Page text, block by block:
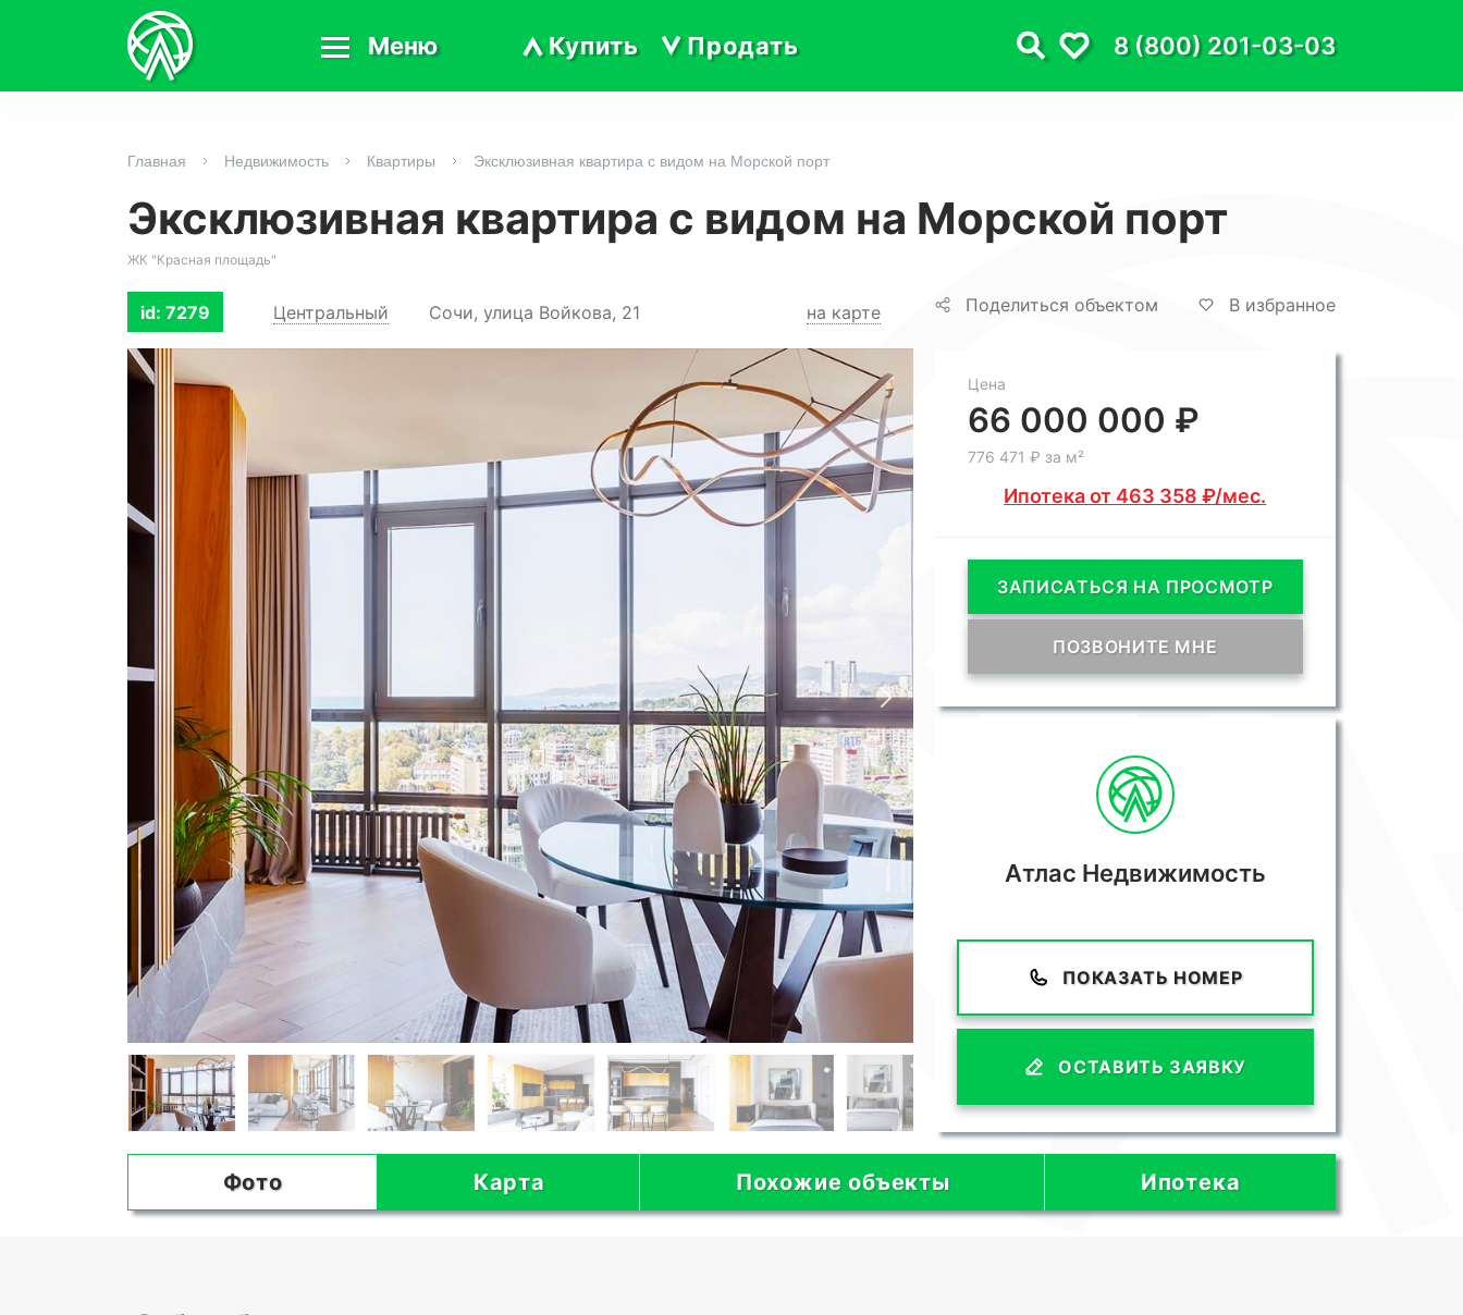
Меню Купить Продать 8 (800) 201-03-03
Главная Недвижимость Квартиры Эксклюзивная квартира с видом на Морской порт
Эксклюзивная квартира с видом на Морской порт
ЖК "Красная площадь"
id: 7279 Центральный Сочи, улица Войкова, 21 на карте Поделиться объектом В избранное
Цена
66 000 000 ₽
776 471 ₽ за м²
Ипотека от 463 358 ₽/мес.
ЗАПИСАТЬСЯ НА ПРОСМОТР
ПОЗВОНИТЕ МНЕ
Атлас Недвижимость
ПОКАЗАТЬ НОМЕР
ОСТАВИТЬ ЗАЯВКУ
Фото Карта Похожие объекты Ипотека